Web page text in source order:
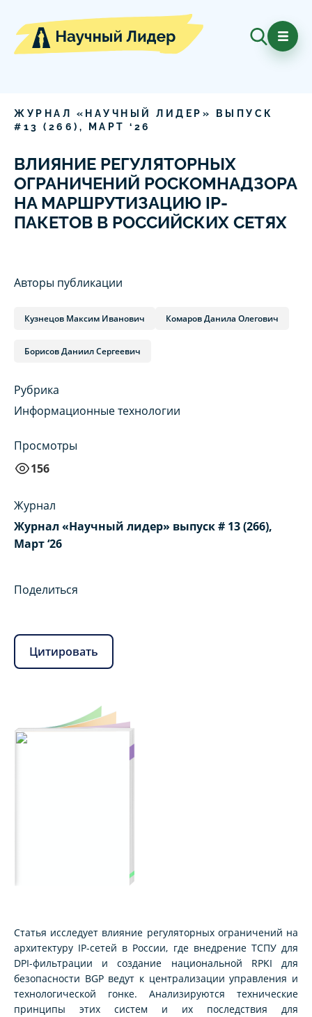
ЖУРНАЛ «НАУЧНЫЙ ЛИДЕР» ВЫПУСК
# 13 ( 266 ), МАРТ ‘ 26
ВЛИЯНИЕ РЕГУЛЯТОРНЫХ
ОГРАНИЧЕНИЙ РОСКОМНАДЗОРА
НА МАРШРУТИЗАЦИЮ IP-
ПАКЕТОВ В РОССИЙСКИХ СЕТЯХ
Авторы публикации
Кузнецов Максим Иванович Комаров Данила Олегович
Борисов Даниил Сергеевич
Рубрика
Информационные технологии
Просмотры
156
Журнал
Журнал «Научный лидер» выпуск # 13 (266),
Март ‘26
Поделиться
Цитировать
Статья исследует влияние регуляторных ограничений на
архитектуру IP-сетей в России, где внедрение ТСПУ для
DPI-фильтрации и создание национальной RPKI для
безопасности BGP ведут к централизации управления и
технологической гонке. Анализируются технические
принципы этих систем и их последствия для